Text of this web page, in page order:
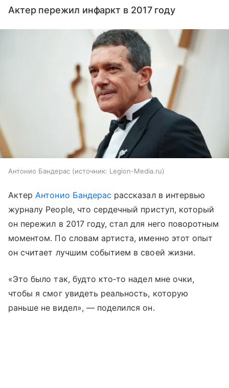
Актер пережил инфаркт в 2017 году
Антонио Бандерас источник: Legion-Media.ru
АктерАнтонио Бандерас рассказал в интервью
журналу People, что сердечный приступ, который
он пережил в 2017 году, стал для него поворотным
моментом. По словам артиста, именно этот опыт
он считает лучшим событием в своей жизни.
«Это было так, будто кто‑то надел мне очки,
чтобы я смог увидеть реальность, которую
раньше не видел», — поделился он.